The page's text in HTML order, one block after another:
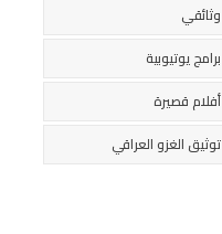
وثائقي
برامج يوتيوبية
أفلام قصيرة
توثيق الغزو العراقي